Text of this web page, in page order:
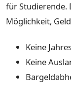
für Studierende.
Möglichkeit,
Keine
Keine